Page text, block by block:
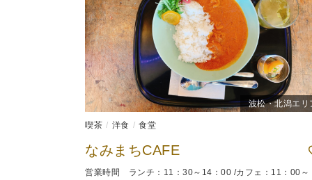
波松・北潟エリ
喫茶 洋食 食堂
なみまちCAFE
営業時間 ランチ：11：30～14：00 /カフェ：11：00～